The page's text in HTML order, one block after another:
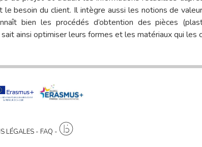
le besoin du client. Il intègre aussi les notions de
bien les procédés d’obtention des pièces
ainsi optimiser leurs formes et les matériaux qui les
LÉGALES FAQ